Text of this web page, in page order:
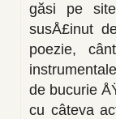
găsi pe
susÅ£inut
poezie,
de bucurie
cu câteva